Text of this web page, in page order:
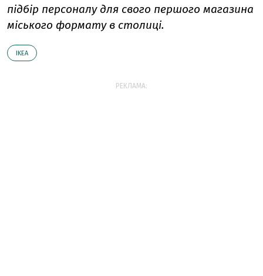
підбір персоналу для свого першого магазина
міського формату в столиці.
IKEA
РЕКЛАМА: